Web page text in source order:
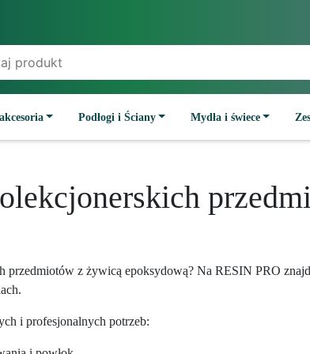
Podłogi i Ściany Mydła i świece
przedmiotów z żywicą epoksydową? Na RESIN PRO
i profesjonalnych potrzeb: